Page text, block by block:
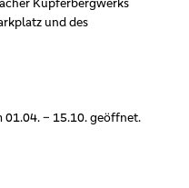
Kupferbergwerks
und des
01.04. – 15.10. geöffnet.